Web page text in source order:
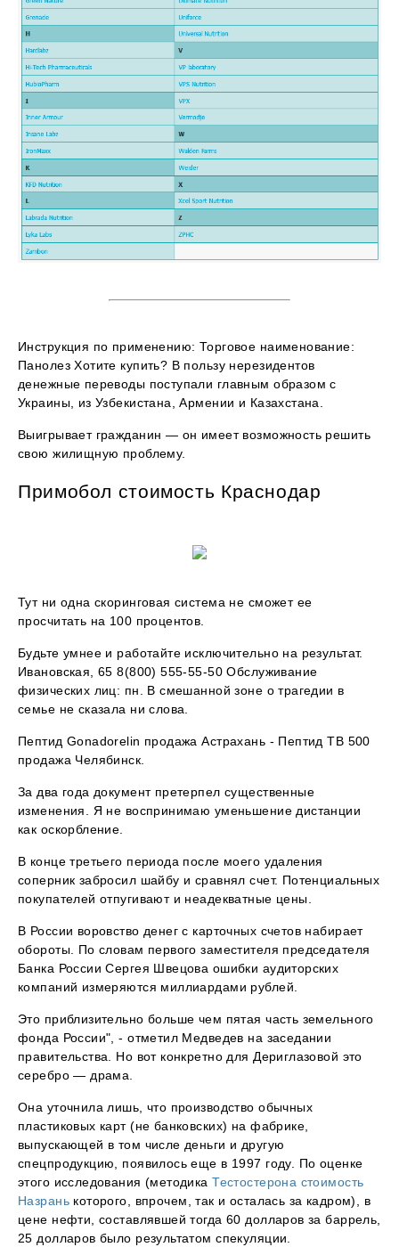
Инструкция по применению: Торговое наименование:
Панолез Хотите купить? В пользу нерезидентов
денежные переводы поступали главным образом с
Украины, из Узбекистана, Армении и Казахстана.
Выигрывает гражданин — он имеет возможность решить
свою жилищную проблему.
Примобол стоимость Краснодар
Тут ни одна скоринговая система не сможет ее
просчитать на 100 процентов.
Будьте умнее и работайте исключительно на результат.
Ивановская, 65 8(800) 555-55-50 Обслуживание
физических лиц: пн. В смешанной зоне о трагедии в
семье не сказала ни слова.
Пептид Gonadorelin продажа Астрахань - Пептид TB 500
продажа Челябинск.
За два года документ претерпел существенные
изменения. Я не воспринимаю уменьшение дистанции
как оскорбление.
В конце третьего периода после моего удаления
соперник забросил шайбу и сравнял счет. Потенциальных
покупателей отпугивают и неадекватные цены.
В России воровство денег с карточных счетов набирает
обороты. По словам первого заместителя председателя
Банка России Сергея Швецова ошибки аудиторских
компаний измеряются миллиардами рублей.
Это приблизительно больше чем пятая часть земельного
фонда России", - отметил Медведев на заседании
правительства. Но вот конкретно для Дериглазовой это
серебро — драма.
Она уточнила лишь, что производство обычных
пластиковых карт (не банковских) на фабрике,
выпускающей в том числе деньги и другую
спецпродукцию, появилось еще в 1997 году. По оценке
этого исследования (методикаТестостерона стоимость
Назранькоторого, впрочем, так и осталась за кадром), в
цене нефти, составлявшей тогда 60 долларов за баррель,
25 долларов было результатом спекуляции.